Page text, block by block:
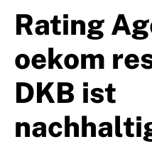
Rating
oekom
DKB ist